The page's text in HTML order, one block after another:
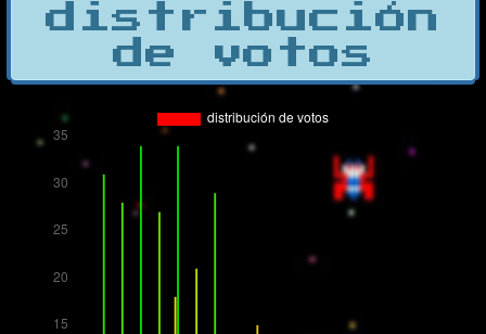
distribución
de votos